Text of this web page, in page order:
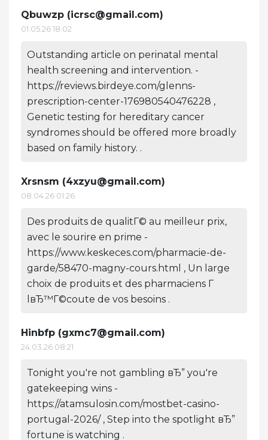
Qbuwzp (icrsc@gmail.com)
01.05.26 18:02
Outstanding article on perinatal mental
health screening and intervention. -
https://reviews.birdeye.com/glenns-
prescription-center-176980540476228 ,
Genetic testing for hereditary cancer
syndromes should be offered more broadly
based on family history. .
Xrsnsm (4xzyu@gmail.com)
08.04.26 01:26
Des produits de qualitГ© au meilleur prix,
avec le sourire en prime -
https://www.keskeces.com/pharmacie-de-
garde/58470-magny-cours.html , Un large
choix de produits et des pharmaciens Г
lвЂ™Г©coute de vos besoins .
Hinbfp (gxmc7@gmail.com)
24.03.26 08:21
Tonight you're not gambling вЂ” you're
gatekeeping wins -
https://atamsulosin.com/mostbet-casino-
portugal-2026/ , Step into the spotlight вЂ”
fortune is watching .